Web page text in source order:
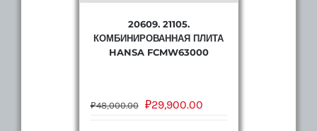
20609. 21105.
КОМБИНИРОВАННАЯ ПЛИТА
HANSA FCMW63000
₽48,000.00 ₽29,900.00